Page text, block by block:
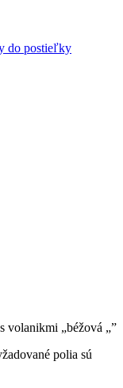
do postieľky
volanikmi „béžová „”
polia sú